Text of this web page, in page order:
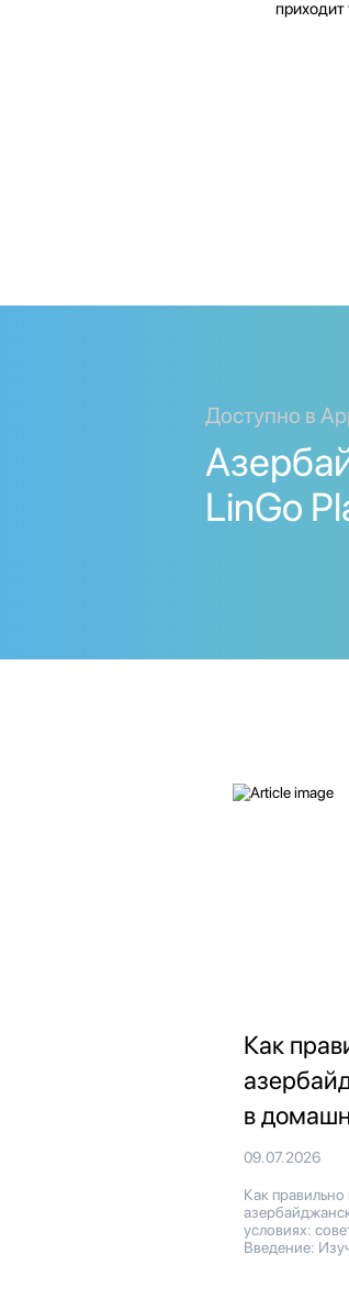
приходит
Доступно в
LinGo
Как
в
09.07.2026
Как правильно
условиях:
Введение: